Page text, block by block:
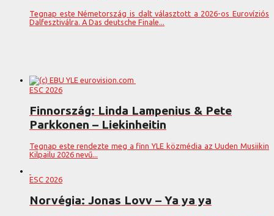
Tegnap este Németország is dalt választott a 2026-os Eurovíziós
Dalfesztiválra. A Das deutsche Finale...
ESC 2026
Finnország: Linda Lampenius & Pete
Parkkonen – Liekinheitin
Tegnap este rendezte meg a finn YLE közmédia az Uuden Musiikin
Kilpailu 2026 nevű...
ESC 2026
Norvégia: Jonas Lovv – Ya ya ya